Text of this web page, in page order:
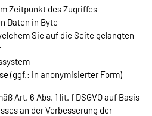
Zeitpunkt des Zugriffes
Daten in Byte
Sie auf die Seite gelangten
(ggf.: in anonymisierter Form)
Art. 6 Abs. 1 lit. f DSGVO auf Basis
an der Verbesserung der